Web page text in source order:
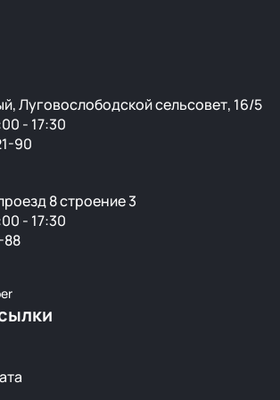
Луговослободской сельсовет, 16/5
- 17:30
90
8 строение 3
- 17:30
88